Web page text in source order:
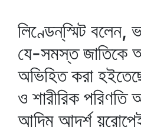
লিণ্ডেন্‌স্মিট বলেন,
যে-সমস্ত জাতিকে
অভিহিত করা
ও শারীরিক পরিণতি
আদিম আদর্শ